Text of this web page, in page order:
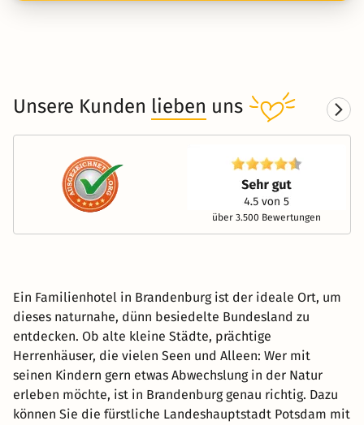
Unsere Kunden lieben uns
über 3.500 Bewertungen
Ein Familienhotel in Brandenburg ist der ideale Ort, um
dieses naturnahe, dünn besiedelte Bundesland zu
entdecken. Ob alte kleine Städte, prächtige
Herrenhäuser, die vielen Seen und Alleen: Wer mit
seinen Kindern gern etwas Abwechslung in der Natur
erleben möchte, ist in Brandenburg genau richtig. Dazu
können Sie die fürstliche Landeshauptstadt Potsdam mit